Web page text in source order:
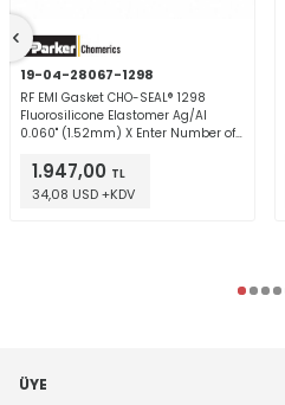
19-04-28067-1298
RF EMI Gasket CHO-SEAL® 1298
Fluorosilicone Elastomer Ag/Al
0.060" (1.52mm) X Enter Number of
1.947,00 TL
34,08 USD +KDV
ÜYE